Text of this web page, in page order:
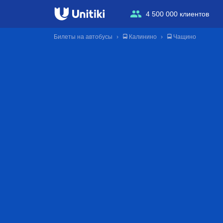
4 500 000 клиентов
Билеты на автобусы 🚍 Калинино 🚍 Чащино